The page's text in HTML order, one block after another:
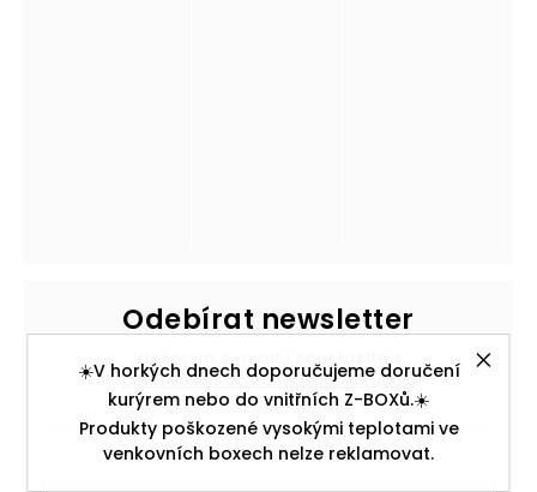
☀️V horkých dnech doporučujeme doručení
kurýrem nebo do vnitřních Z-BOXů.☀️
Produkty poškozené vysokými teplotami ve
venkovních boxech nelze reklamovat.
Odebírat newsletter
Vložením e-mailu souhlasíte s
podmínkami ochrany osobních údajů